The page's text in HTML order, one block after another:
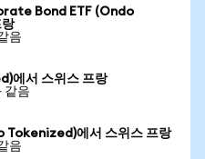
Bond ETF (Ondo
음
에서 스위스 프랑
같음
에서 스위스 프랑
음